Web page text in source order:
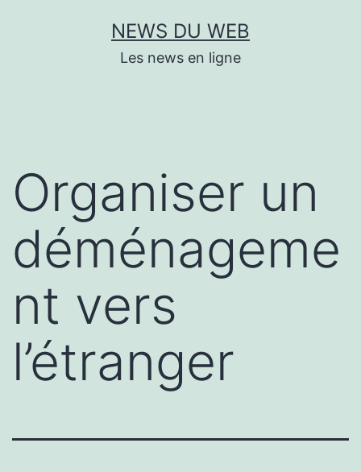
NEWS DU WEB
Les news en ligne
Organiser un
déménageme
nt vers
l’étranger